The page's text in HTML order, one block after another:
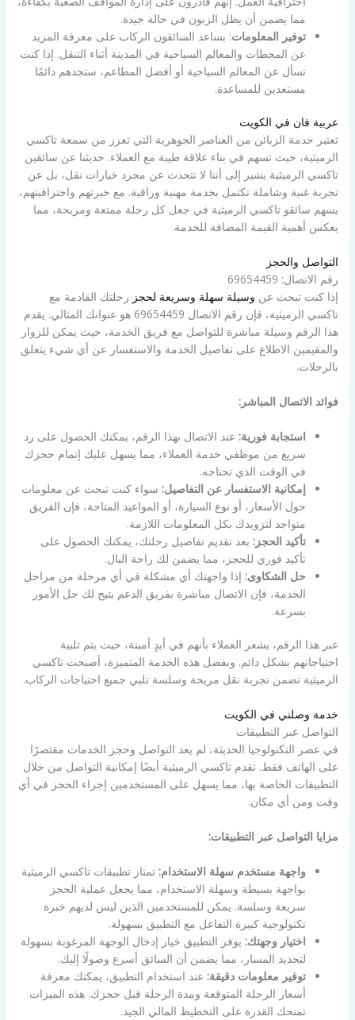
مما يضمن أن يظل الزبون في حالة جيدة.
توفير المعلومات: يساعد السائقون الركاب على معرفة المزيد
عن المحطات والمعالم السياحية في المدينة أثناء التنقل. إذا كنت
تسأل عن المعالم السياحية أو أفضل المطاعم، ستجدهم دائمًا
مستعدين للمساعدة.
عربية فان في الكويت
تعتبر خدمة الزبائن من العناصر الجوهرية التي تعزز من سمعة تاكسي
الرميثية، حيث تسهم في بناء علاقة طيبة مع العملاء. حديثنا عن سائقين
تاكسي الرميثية يشير إلى أننا لا نتحدث عن مجرد خيارات نقل، بل عن
تجربة غنية وشاملة تكتمل بخدمة مهنية وراقية. مع خبرتهم واحترافيتهم،
يسهم سائقو تاكسي الرميثية في جعل كل رحلة ممتعة ومريحة، مما
يعكس أهمية القيمة المضافة للخدمة.
التواصل والحجز
رقم الاتصال: 69654459
إذا كنت تبحث عن وسيلة سهلة وسريعة لحجز رحلتك القادمة مع
تاكسي الرميثية، فإن رقم الاتصال 69654459 هو عنوانك المثالي. يقدم
هذا الرقم وسيلة مباشرة للتواصل مع فريق الخدمة، حيث يمكن للزوار
والمقيمين الاطلاع على تفاصيل الخدمة والاستفسار عن أي شيء يتعلق
بالرحلات.
فوائد الاتصال المباشر:
استجابة فورية: عند الاتصال بهذا الرقم، يمكنك الحصول على رد
سريع من موظفي خدمة العملاء، مما يسهل عليك إتمام حجزك
في الوقت الذي تحتاجه.
إمكانية الاستفسار عن التفاصيل: سواء كنت تبحث عن معلومات
حول الأسعار، أو نوع السيارة، أو المواعيد المتاحة، فإن الفريق
متواجد لتزويدك بكل المعلومات اللازمة.
تأكيد الحجز: بعد تقديم تفاصيل رحلتك، يمكنك الحصول على
تأكيد فوري للحجز، مما يضمن لك راحة البال.
حل الشكاوى: إذا واجهتك أي مشكلة في أي مرحلة من مراحل
الخدمة، فإن الاتصال مباشرة بفريق الدعم يتيح لك حل الأمور
بسرعة.
عبر هذا الرقم، يشعر العملاء بأنهم في أيدٍ أمينة، حيث يتم تلبية
احتياجاتهم بشكل دائم. وبفضل هذه الخدمة المتميزة، أصبحت تاكسي
الرميثية تضمن تجربة نقل مريحة وسلسة تلبي جميع احتياجات الركاب.
خدمة وصلني في الكويت
التواصل عبر التطبيقات
في عصر التكنولوجيا الحديثة، لم يعد التواصل وحجز الخدمات مقتصرًا
على الهاتف فقط. تقدم تاكسي الرميثية أيضًا إمكانية التواصل من خلال
التطبيقات الخاصة بها، مما يسهل على المستخدمين إجراء الحجز في أي
وقت ومن أي مكان.
مزايا التواصل عبر التطبيقات:
واجهة مستخدم سهلة الاستخدام: تمتاز تطبيقات تاكسي الرميثية
بواجهة بسيطة وسهلة الاستخدام، مما يجعل عملية الحجز
سريعة وسلسة. يمكن للمستخدمين الذين ليس لديهم خبرة
تكنولوجية كبيرة التفاعل مع التطبيق بسهولة.
اختيار وجهتك: يوفر التطبيق خيار إدخال الوجهة المرغوبة بسهولة
لتحديد المسار، مما يضمن أن السائق أسرع وصولًا إليك.
توفير معلومات دقيقة: عند استخدام التطبيق، يمكنك معرفة
أسعار الرحلة المتوقعة ومدة الرحلة قبل حجزك. هذه الميزات
تمنحك القدرة على التخطيط المالي الجيد.